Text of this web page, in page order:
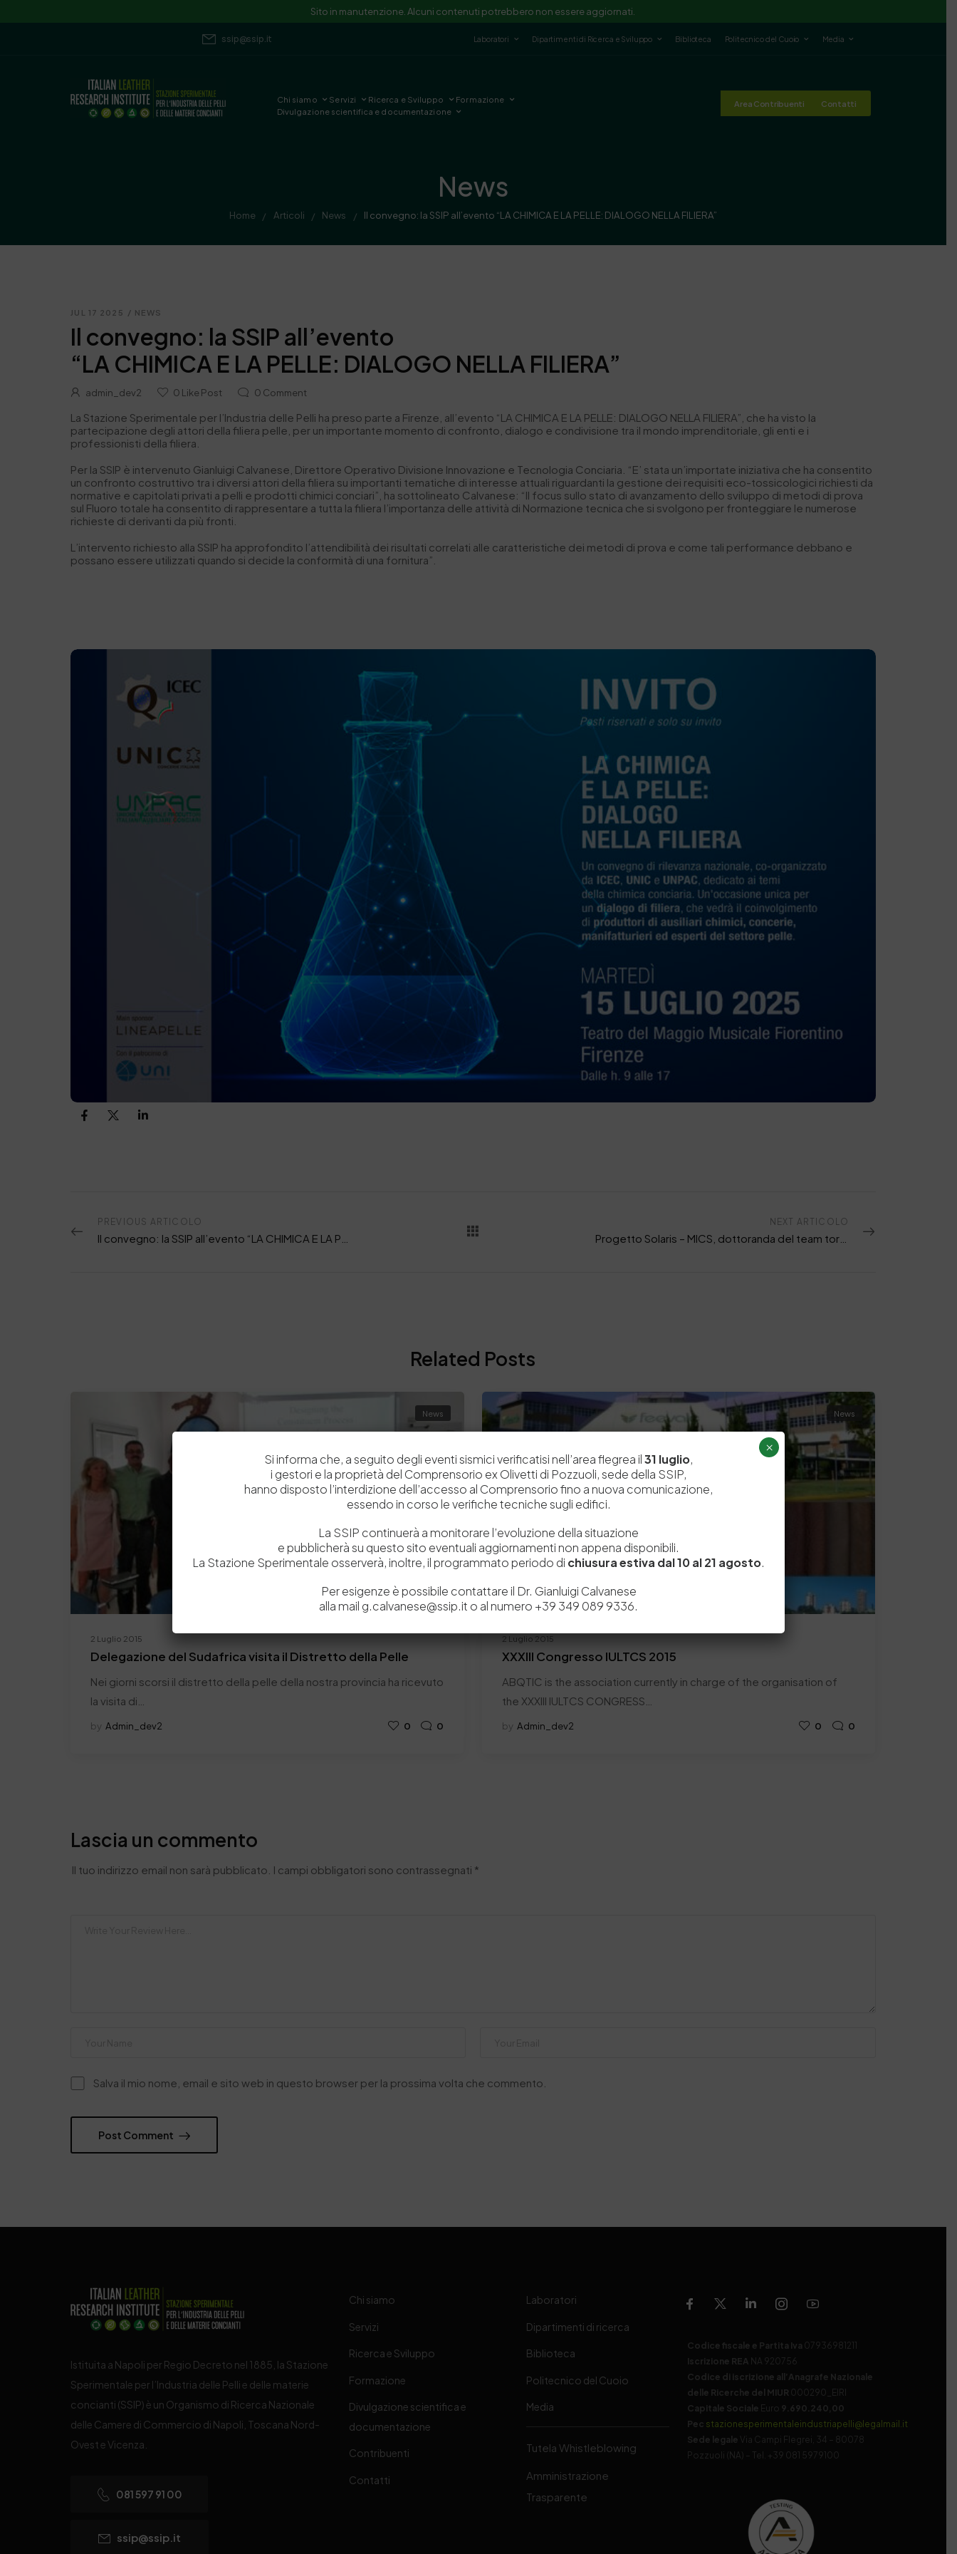
Sito in manutenzione. Alcuni contenuti potrebbero non essere aggiornati.
ssip@ssip.it Laboratori Dipartimenti di Ricerca e Sviluppo Biblioteca Politecnico del Cuoio Media
Chi siamo Servizi Ricerca e Sviluppo
Formazione
Divulgazione scientifica e documentazione
Area Contribuenti Contatti
News
Home / Articoli / News / Il convegno: la SSIP all’evento “LA CHIMICA E LA PELLE: DIALOGO NELLA FILIERA”
JUL 17 2025 / NEWS
Il convegno: la SSIP all’evento
“LA CHIMICA E LA PELLE: DIALOGO NELLA FILIERA”
admin_dev2 0 Like Post 0 Comment
La Stazione Sperimentale per l’Industria delle Pelli ha preso parte a Firenze, all’evento “LA CHIMICA E LA PELLE: DIALOGO NELLA FILIERA”, che ha visto la
partecipazione degli attori dellafiliera pelle, per un importante momento di confronto, dialogo e condivisione tra il mondo imprenditoriale, gli enti e i
professionisti dellafiliera.
Per la SSIP è intervenuto Gianluigi Calvanese, Direttore Operativo Divisione Innovazione e Tecnologia Conciaria. “E’ stata un’importate iniziativa che ha consentito
un confronto costruttivo tra i diversi attori della filiera su importanti tematiche di interesse attuali riguardanti la gestione dei requisiti eco-tossicologici richiesti da
normative e capitolati privati a pelli e prodotti chimici conciari”, ha sottolineato Calvanese: “Il focus sullo stato di avanzamento dello sviluppo di metodi di prova
sul Fluoro totale ha consentito di rappresentare a tutta la filiera l’importanza delle attività di Normazione tecnica che si svolgono per fronteggiare le numerose
richieste di derivanti da più fronti.
L’intervento richiesto alla SSIP ha approfondito l’attendibilità dei risultati correlati alle caratteristiche dei metodi di prova e come tali performance debbano e
possano essere utilizzati quando si decide la conformità di una fornitura”.
PREVIOUS ARTICOLO NEXT ARTICOLO
Progetto Solaris – MICS, dottoranda del team torinese premiata al 20° Convegno Europeo sui Materiali Polimerici Ritardanti di Fiamma (FRPM25)
Related Posts
2 Luglio 2015
News
Delegazione del Sudafrica visita il Distretto della Pelle
Nei giorni scorsi il distretto della pelle della nostra provincia ha ricevuto
la visita di…
by Admin_dev2 0 0
2 Luglio 2015
News
XXXIII Congresso IULTCS 2015
ABQTIC is the association currently in charge of the organisation of
the XXXIII IULTCS CONGRESS…
by Admin_dev2 0 0
Lascia un commento
Il tuo indirizzo email non sarà pubblicato. I campi obbligatori sono contrassegnati *
Salva il mio nome, email e sito web in questo browser per la prossima volta che commento.
Post Comment
Istituita a Napoli per Regio Decreto nel 1885, la Stazione
Sperimentale per l’Industria delle Pelli e delle materie
concianti (SSIP) è un Organismo di Ricerca Nazionale
delle Camere di Commercio di Napoli, Toscana Nord-
Ovest e Vicenza.
081 597 91 00
ssip@ssip.it
Chi siamo
Servizi
Ricerca e Sviluppo
Formazione
Divulgazione scientifica e
documentazione
Contribuenti
Contatti
Laboratori
Dipartimenti di ricerca
Biblioteca
Politecnico del Cuoio
Media
Tutela Whistleblowing
Amministrazione
Trasparente
Codice fiscale e Partita Iva 07936981211
Iscrizione REA NA 920756
Codice di iscrizione all’Anagrafe Nazionale
delle Ricerche del MIUR 000290_EIRI
Capitale Sociale Euro 9.690.240,00
Pec stazionesperimentaleindustriapelli@legalmail.it
Sede legale
Via Campi Flegrei, 34 – 80078
Pozzuoli (NA) – Tel. +39 081 5979100
Si informa che, a seguito degli eventi sismici verificatisi nell’area flegrea il31 luglio,
i gestori e la proprietà del Comprensorio ex Olivetti di Pozzuoli, sede della SSIP,
hanno disposto l’interdizione dell’accesso al Comprensorio fino a nuova comunicazione,
essendo in corso le verifiche tecniche sugli edifici.
La SSIP continuerà a monitorare l’evoluzione della situazione
e pubblicherà su questo sito eventuali aggiornamenti non appena disponibili.
La Stazione Sperimentale osserverà, inoltre, il programmato periodo di chiusura estiva dal 10 al 21 agosto.
Per esigenze è possibile contattare il Dr. Gianluigi Calvanese
alla mail g.calvanese@ssip.it o al numero +39 349 089 9336.
×